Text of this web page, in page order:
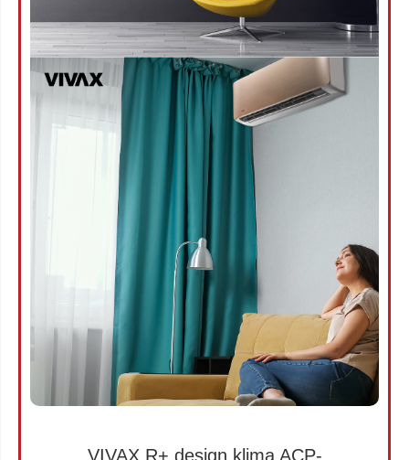
VIVAX R+ design klima ACP-